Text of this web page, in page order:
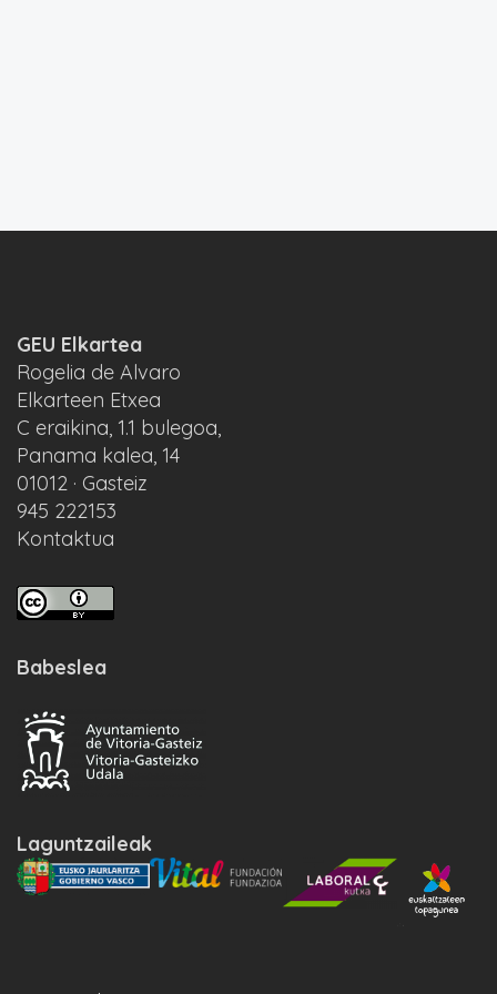
GEU Elkartea
Rogelia de Alvaro
Elkarteen Etxea
C eraikina, 1.1 bulegoa,
Panama kalea, 14
01012 · Gasteiz
945 222153
Kontaktua
Babeslea
Laguntzaileak